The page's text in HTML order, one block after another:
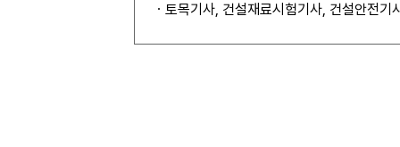
ㆍ토목기사, 건설재료시험기사, 건설안전기